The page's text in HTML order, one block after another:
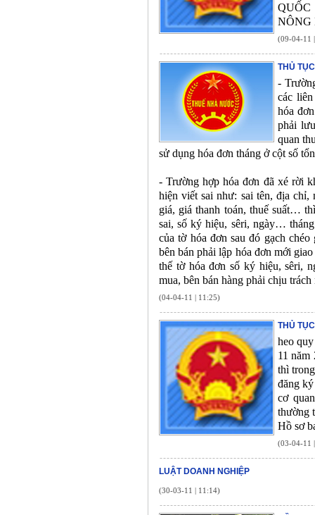
NÔNG
(09-04-11
THỦ
-
các
hóa
phải
quan
sử dụng hóa đơn tháng ở cột số
- Trường hợp hóa đơn đã xé rời
hiện viết sai như: sai tên, địa chỉ,
giá, giá thanh toán, thuế suất…
sai, số ký hiệu, sêri, ngày…
của tờ hóa đơn sau đó gạch
bên bán phải lập hóa đơn mới
thế tờ hóa đơn số ký hiệu,
mua, bên bán hàng phải chịu
(04-04-11 | 11:25)
THỦ
heo
11
thì
đăng
cơ
thường
Hồ sơ
(03-04-11
LUẬT DOANH NGHIỆP
(30-03-11 | 11:14)